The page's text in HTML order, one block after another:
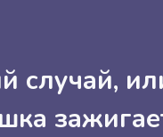
случай,